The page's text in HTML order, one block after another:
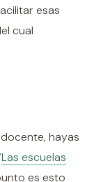
esas
cual
hayas
Las escuelas
es esto